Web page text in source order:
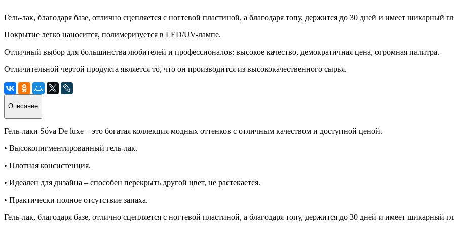
Гель-лак, благодаря базе, отлично сцепляется с ногтевой пластиной, а благодаря топу, держится до 30 дней и имеет шикарный
Покрытие легко наносится, полимеризуется в LED/UV-лампе.
Отличный выбор для большинства любителей и профессионалов: высокое качество, демократичная цена, огромная палитра.
Отличительной чертой продукта является то, что он производится из высококачественного сырья.
Описание
Гель-лаки Sо́va De luxe – это богатая коллекция модных оттенков с отличным качеством и доступной ценой.
• Высокопигментированный гель-лак.
• Плотная консистенция.
• Идеален для дизайна – способен перекрыть другой цвет, не растекается.
• Практически полное отсутствие запаха.
Гель-лак, благодаря базе, отлично сцепляется с ногтевой пластиной, а благодаря топу, держится до 30 дней и имеет шикарный